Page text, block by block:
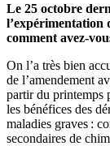
Le 25 octobre
l’expérimentation
comment avez-
On l’a très bien
de l’amendement
partir du printemps
les bénéfices des
maladies graves :
secondaires de